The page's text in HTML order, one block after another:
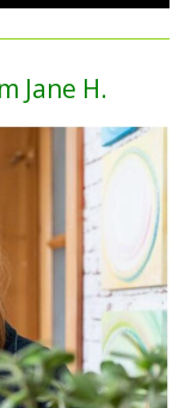
Jane H.